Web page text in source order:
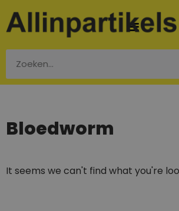
Bloedworm
It seems we can't find what you're